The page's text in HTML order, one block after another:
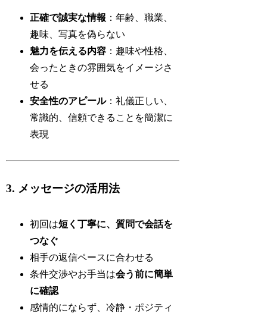
正確で誠実な情報 ：年齢、職業、
趣味、写真を偽らない
魅力を伝える内容 ：趣味や性格、
会ったときの雰囲気をイメージさ
せる
安全性のアピール：礼儀正しい、
常識的、信頼できることを簡潔に
表現
3. メッセージの活用法
初回は短く丁寧に、質問で会話を
つなぐ
相手の返信ペースに合わせる
条件交渉やお手当は会う前に簡単
に確認
感情的にならず、冷静・ポジティ